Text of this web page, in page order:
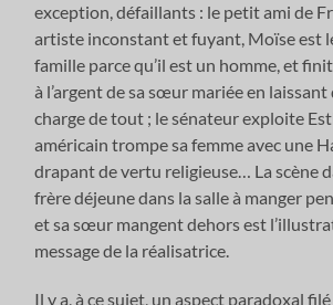
exception, défaillants : le petit ami de
artiste inconstant et fuyant, Moïse est
famille parce qu’il est un homme, et
à l’argent de sa sœur mariée en
charge de tout ; le sénateur exploite
américain trompe sa femme avec une
drapant de vertu religieuse… La scène
frère déjeune dans la salle à manger
et sa sœur mangent dehors est
message de la réalisatrice.
Il y a, à ce sujet, un aspect paradoxal